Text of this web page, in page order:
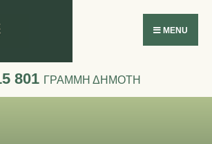
γραμμή εργαλείων
MENU
801 ΓΡΑΜΜΗ ΔΗΜΟΤΗ